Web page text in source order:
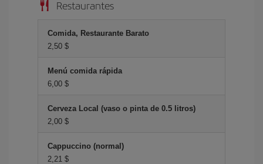
Restaurantes
Comida, Restaurante Barato
2,50 $
Menú comida rápida
6,00 $
Cerveza Local (vaso o pinta de 0.5 litros)
2,00 $
Cappuccino (normal)
2,21 $